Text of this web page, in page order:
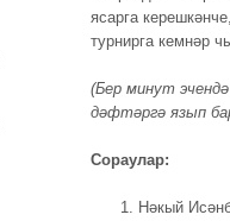
ясарга
турнирга кемнәр
(Бер минут
дәфтәргә язып
Сораулар:
Нәкый